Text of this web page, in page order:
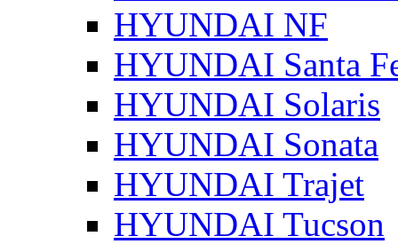
HYUNDAI NF
HYUNDAI Santa
HYUNDAI Solaris
HYUNDAI Sonata
HYUNDAI Trajet
HYUNDAI Tucson